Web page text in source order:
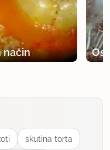
način
skutina torta